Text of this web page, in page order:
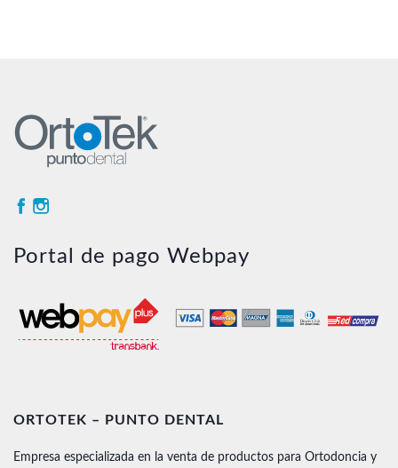
Portal de pago Webpay
ORTOTEK – PUNTO DENTAL
Empresa especializada en la venta de productos para Ortodoncia y